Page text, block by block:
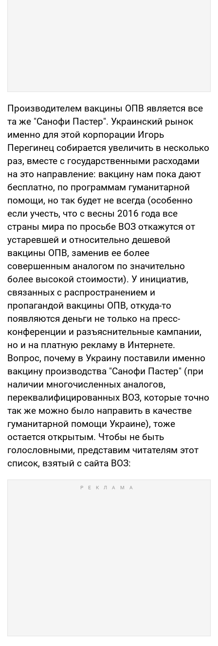
Производителем вакцины ОПВ является все
та же "Санофи Пастер". Украинский рынок
именно для этой корпорации Игорь
Перегинец собирается увеличить в несколько
раз, вместе с государственными расходами
на это направление: вакцину нам пока дают
бесплатно, по программам гуманитарной
помощи, но так будет не всегда (особенно
если учесть, что с весны 2016 года все
страны мира по просьбе ВОЗ откажутся от
устаревшей и относительно дешевой
вакцины ОПВ, заменив ее более
совершенным аналогом по значительно
более высокой стоимости). У инициатив,
связанных с распространением и
пропагандой вакцины ОПВ, откуда-то
появляются деньги не только на пресс-
конференции и разъяснительные кампании,
но и на платную рекламу в Интернете.
Вопрос, почему в Украину поставили именно
вакцину производства "Санофи Пастер" (при
наличии многочисленных аналогов,
переквалифицированных ВОЗ, которые точно
так же можно было направить в качестве
гуманитарной помощи Украине), тоже
остается открытым. Чтобы не быть
голословными, представим читателям этот
список, взятый с сайта ВОЗ: